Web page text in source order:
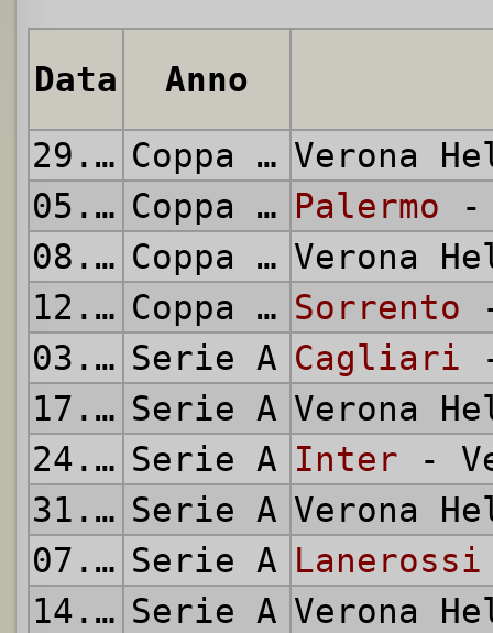
Data
Anno
29.08.1971
Coppa Italia Verona
05.09.1971
Coppa Italia Palermo -
08.09.1971
Coppa Italia Verona
12.09.1971
Coppa Italia Sorrento
03.10.1971 Serie A Cagliari
17.10.1971 Serie A Verona
24.10.1971 Serie A Inter -
31.10.1971 Serie A Verona
07.11.1971 Serie A
14.11.1971 Serie A Verona